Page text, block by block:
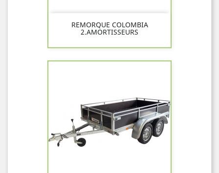
REMORQUE COLOMBIA
2.AMORTISSEURS